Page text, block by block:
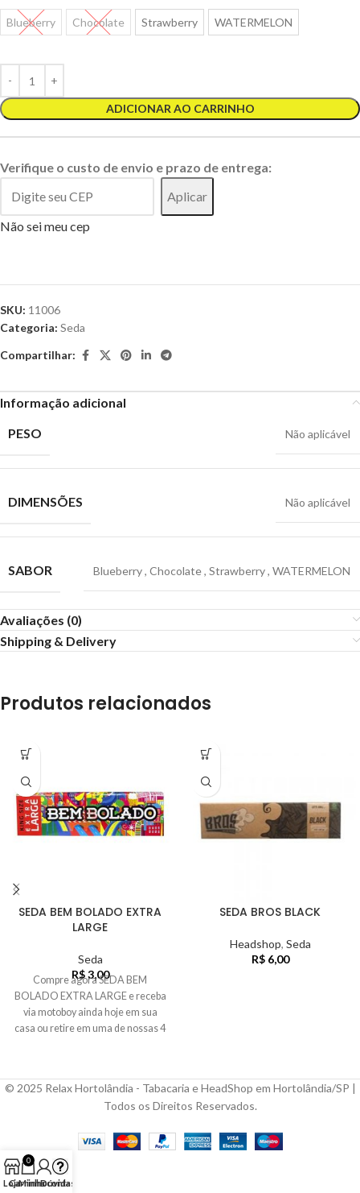
Blueberry Chocolate Strawberry WATERMELON
ADICIONAR AO CARRINHO
Verifique o custo de envio e prazo de entrega:
Aplicar
Não sei meu cep
SKU: 11006
Categoria: Seda
Compartilhar:
Informação adicional
PESO
Não aplicável
DIMENSÕES Não aplicável
SABOR Blueberry, Chocolate, Strawberry, WATERMELON
Avaliações (0)
Shipping & Delivery
Produtos relacionados
SEDA BEM BOLADO EXTRA
LARGE
Seda
R$3,00
Compre agora SEDA BEM
BOLADO EXTRA LARGE e receba
via motoboy ainda hoje em sua
casa ou retire em uma de nossas 4
SEDA BROS BLACK
Headshop, Seda
R$6,00
© 2025 Relax Hortolândia - Tabacaria e HeadShop em Hortolândia/SP |
Todos os Direitos Reservados.
Loja
0
Carrinho
Minha conta
Dúvidas?